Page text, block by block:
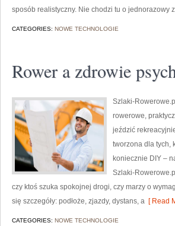
sposób realistyczny. Nie chodzi tu o jednorazowy
CATEGORIES: NOWE TECHNOLOGIE
Rower a zdrowie
Szlaki-
rowerowe,
jeździć
tworzona dla tych,
koniecznie DIY –
Szlaki-
czy ktoś szuka spokojnej drogi, czy marzy o
się szczegóły: podłoże, zjazdy, dystans, a [ Read
CATEGORIES: NOWE TECHNOLOGIE